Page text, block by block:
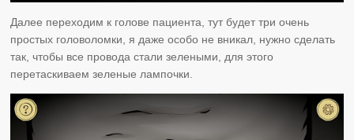
Далее переходим к голове пациента, тут будет три очень
простых головоломки, я даже особо не вникал, нужно сделать
так, чтобы все провода стали зелеными, для этого
перетаскиваем зеленые лампочки.